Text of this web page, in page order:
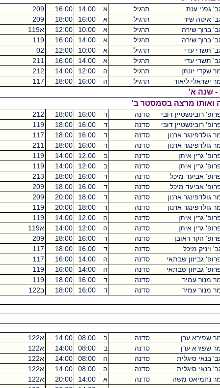
תרגיל א 14:00
16:00
209 מכסיקו
תרגיל
א 16:00
18:00
209 מכסיקו
תרגיל
א 10:00
12:00 א119 מכסיקו
תרגיל
א 14:00
16:00
119 מכסיקו
תרגיל
א 10:00
12:00
02 קיקואין
תרגיל
א 14:00
16:00
211 מכסיקו
תרגיל
ה 12:00
14:00
212 מכסיקו
תרגיל ה 16:00
18:00
117 מכסיקו
בסמסטר ב'
דובי סדנה ד 16:00
18:00
212 מכסיקו
דובי
סדנה ד 16:00
18:00
119 מכסיקו
סדנה ד 16:00
18:00
117 מכסיקו
סדנה ד 16:00
18:00
211 מכסיקו
סדנה
ב 12:00
14:00
119 מכסיקו
סדנה
ב 12:00
14:00
119 מכסיקו
סדנה ד 16:00
18:00
213 מכסיקו
סדנה ד 16:00
18:00
209 מכסיקו
סדנה ד 18:00
20:00
209 מכסיקו
סדנה ד 18:00
20:00
119 מכסיקו
סדנה
ה 12:00
14:00
119 מכסיקו
סדנה
ה 12:00
14:00 א119 מכסיקו
סדנה ד 16:00
18:00
209 מכסיקו
סדנה
ד 16:00
18:00
117 מכסיקו
סדנה ה 14:00
16:00
117 מכסיקו
סדנה ה 14:00
16:00
119 מכסיקו
סדנה
ד 16:00
18:00
119 מכסיקו
סדנה
ד 16:00
18:00 ב122 מכסיקו
סדנה ב 08:00
14:00 א122 מכסיקו
סדנה
ב 08:00
14:00 א122 מכסיקו
סדנה ה 08:00
14:00 א122 מכסיקו
סדנה ה 08:00
14:00 א122 מכסיקו
סדנה א 14:00
20:00 א122 מכסיקו